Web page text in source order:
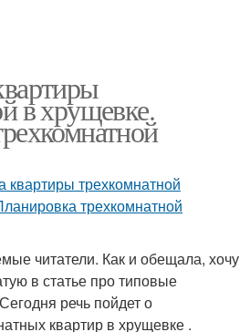
в хрущевке.
читатели. Как и обещала, хочу
в статье про типовые
речь пойдет о
квартир в хрущевке .